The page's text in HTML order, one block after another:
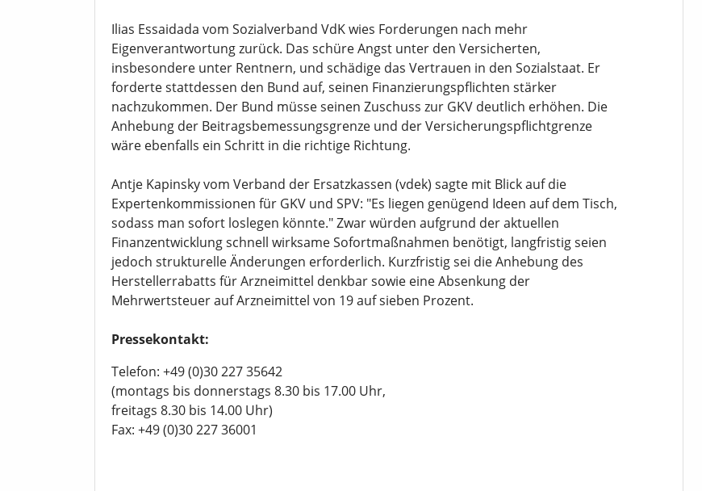
Ilias Essaidada vom Sozialverband VdK wies Forderungen nach mehr
Eigenverantwortung zurück. Das schüre Angst unter den Versicherten,
insbesondere unter Rentnern, und schädige das Vertrauen in den Sozialstaat. Er
forderte stattdessen den Bund auf, seinen Finanzierungspflichten stärker
nachzukommen. Der Bund müsse seinen Zuschuss zur GKV deutlich erhöhen. Die
Anhebung der Beitragsbemessungsgrenze und der Versicherungspflichtgrenze
wäre ebenfalls ein Schritt in die richtige Richtung.
Antje Kapinsky vom Verband der Ersatzkassen (vdek) sagte mit Blick auf die
Expertenkommissionen für GKV und SPV: "Es liegen genügend Ideen auf dem Tisch,
sodass man sofort loslegen könnte." Zwar würden aufgrund der aktuellen
Finanzentwicklung schnell wirksame Sofortmaßnahmen benötigt, langfristig seien
jedoch strukturelle Änderungen erforderlich. Kurzfristig sei die Anhebung des
Herstellerrabatts für Arzneimittel denkbar sowie eine Absenkung der
Mehrwertsteuer auf Arzneimittel von 19 auf sieben Prozent.
Pressekontakt:
Telefon: +49 (0)30 227 35642
(montags bis donnerstags 8.30 bis 17.00 Uhr,
freitags 8.30 bis 14.00 Uhr)
Fax: +49 (0)30 227 36001